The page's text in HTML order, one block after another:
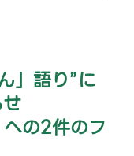
」語り”に
の2件のフ